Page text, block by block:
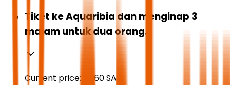
Tiket ke Aquaribia dan menginap 3
malam untuk dua orang.
Current price: 3,360SAR